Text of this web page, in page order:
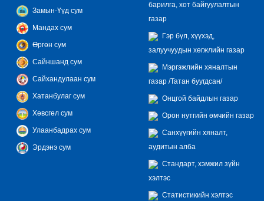
Замын-Үүд сум
Мандах сум
Өргөн сум
Сайншанд сум
Сайхандулаан сум
Хатанбулаг сум
Хөвсгөл сум
Улаанбадрах сум
Эрдэнэ сум
барилга, хот байгуулалтын
газар
Гэр бүл, хүүхэд,
залуучуудын хөгжлийн газар
Мэргэжлийн хяналтын
газар /Татан буугдсан/
Онцгой байдлын газар
Орон нутгийн өмчийн газар
Санхүүгийн хяналт,
аудитын алба
Стандарт, хэмжил зүйн
хэлтэс
Статистикийн хэлтэс